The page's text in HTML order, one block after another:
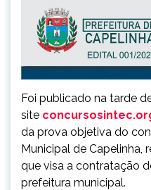
Foi publicado na tarde
site
da prova objetiva do
Municipal de Capelinha,
que visa a contratação
prefeitura municipal.